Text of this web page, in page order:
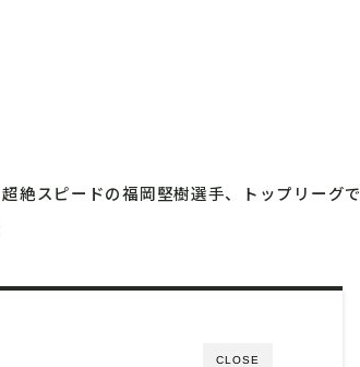
絶スピードの福岡堅樹選手、トップリーグで
CLOSE